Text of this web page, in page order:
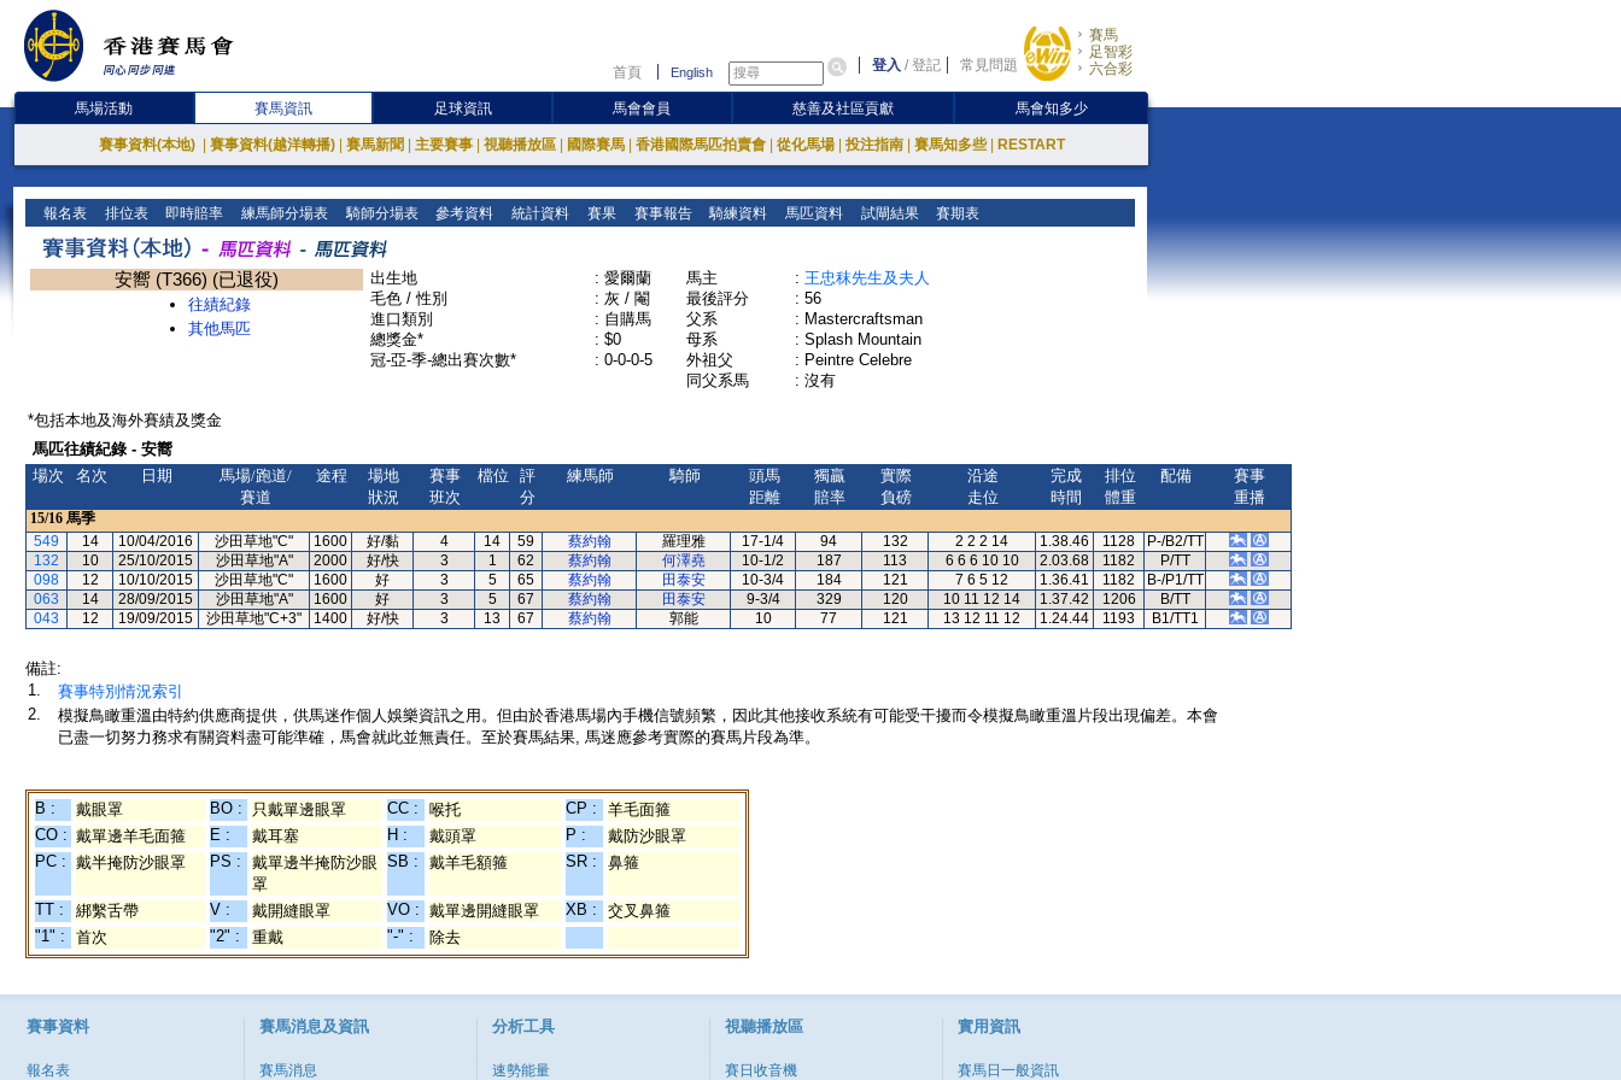
首頁 English 登入 /登記 常見問題
賽馬
足智彩
六合彩
馬場活動 賽馬資訊 足球資訊 馬會會員 慈善及社區貢獻 馬會知多少
賽事資料(本地) 賽事資料(越洋轉播) 賽馬新聞 主要賽事 視聽播放區 國際賽馬 香港國際馬匹拍賣會 從化馬場 投注指南 賽馬知多些 RESTART
報名表 排位表 即時賠率 練馬師分場表 騎師分場表 參考資料 統計資料 賽果 賽事報告 騎練資料 馬匹資料 試閘結果 賽期表
安嚮 (T366) (已退役)
往績紀錄
其他馬匹
出生地 : 愛爾蘭
毛色 / 性別
: 灰 / 閹
進口類別
: 自購馬
總獎金*
: $0
冠-亞-季-總出賽次數*
: 0-0-0-5
馬主 : 王忠秣先生及夫人
最後評分
: 56
父系
: Mastercraftsman
母系
: Splash Mountain
外祖父
: Peintre Celebre
同父系馬
: 沒有
*包括本地及海外賽績及獎金
馬匹往績紀錄 - 安嚮
場次
名次 日期
馬場/跑道/
賽道
途程
場地
狀況
賽事
班次
檔位
評
分
練馬師 騎師
頭馬
距離
獨贏
賠率
實際
負磅
沿途
走位
完成
時間
排位
體重
配備
賽事
重播
15/16 馬季
549
14 10/04/2016 沙田草地"C" 1600 好/黏 4 14 59 蔡約翰 羅理雅 17-1/4 94 132 2 2 2 14 1.38.46 1128
P-/B2/TT
132
10 25/10/2015 沙田草地"A" 2000 好/快 3 1 62 蔡約翰 何澤堯 10-1/2 187 113 6 6 6 10 10 2.03.68 1182
P/TT
098
12 10/10/2015 沙田草地"C" 1600 好 3 5 65 蔡約翰 田泰安 10-3/4 184 121 7 6 5 12 1.36.41 1182
B-/P1/TT
063
14 28/09/2015 沙田草地"A" 1600 好 3 5 67 蔡約翰 田泰安 9-3/4 329 120 10 11 12 14 1.37.42 1206
B/TT
043
12 19/09/2015 沙田草地"C+3" 1400 好/快 3 13 67 蔡約翰 郭能 10 77 121 13 12 11 12 1.24.44 1193 B1/TT1
備註:
1.
賽事特別情況索引
2.
模擬鳥瞰重溫由特約供應商提供，供馬迷作個人娛樂資訊之用。但由於香港馬場內手機信號頻繁，因此其他接收系統有可能受干擾而令模擬鳥瞰重溫片段出現偏差。本會
已盡一切努力務求有關資料盡可能準確，馬會就此並無責任。至於賽馬結果, 馬迷應參考實際的賽馬片段為準。
B : 戴眼罩 BO : 只戴單邊眼罩 CC : 喉托 CP :
羊毛面箍
CO : 戴單邊羊毛面箍 E : 戴耳塞 H : 戴頭罩 P :
戴防沙眼罩
PC : 戴半掩防沙眼罩 PS :
戴單邊半掩防沙眼
罩
SB : 戴羊毛額箍 SR : 鼻箍
TT : 綁繫舌帶 V : 戴開縫眼罩 VO : 戴單邊開縫眼罩 XB :
交叉鼻箍
"1" :
首次 "2" : 重戴 "-" : 除去
賽事資料
報名表
賽馬消息及資訊
賽馬消息
分析工具
速勢能量
視聽播放區
賽日收音機
實用資訊
賽馬日一般資訊